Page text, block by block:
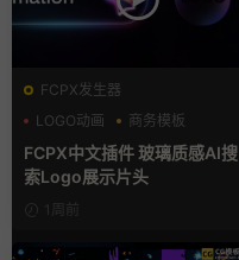
FCPX发生器
LOGO动画
商务模板
支持Intel+M芯片
FCPX中文插件 玻璃质感AI搜
索Logo展示片头
1周前